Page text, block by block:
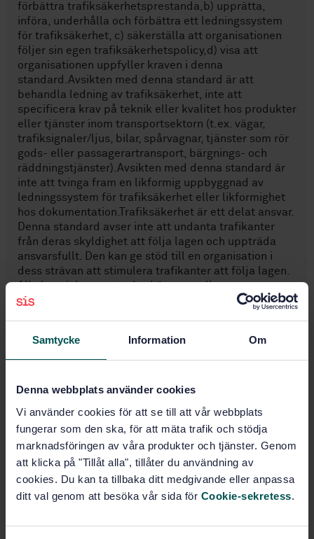
Samtycke Information Om
Denna webbplats använder cookies
Vi använder cookies för att se till att vår webbplats
fungerar som den ska, för att mäta trafik och stödja
marknadsföringen av våra produkter och tjänster. Genom
att klicka på "Tillåt alla", tillåter du användning av
cookies. Du kan ta tillbaka ditt medgivande eller anpassa
ditt val genom att besöka vår sida för Cookie-sekretess.
förbättra trafiksäkerhetsprestanda,b) upprätta,
införa, underhålla och förbättra ett ledningssystem
för trafiksäkerhet, c) säkerställa att organisationen
följer sin egen trafiksäkerhetspolicy,d) visa att
organisationen uppfyller kraven i denna
standard.Avsikten med denna standard är att
behandla ledning av trafiksäkerhet, inte att
specificera krav på teknik eller kvalitet hos produkter
eller tjänster inom transportsektorn (t.ex. vägar,
trafiksignaler/ljus, bilar, spårvagnar, tjänster som rör
gods- eller passagerartransport, bärgnings- och
räddningstjänster).Avsikten med denna standard är
inte att tvinga fram en likformig uppbyggnad av
ledningssystem för trafiksäkerhet eller likformighet
hos dokumentation.Trafiksäkerhet är ett delat ansvar.
Denna standard avser inte att undanta trafikanter
från deras skyldighet att följa lagen och uppträda
ansvarsfullt. Den kan ge stöd till en organisation i
dess strävan att stimulera trafikanter att följa lagen.
Alla krav i denna standard är generella.
Subjects
Management systems (03.100.70)
Road transport (03.220.20)
Buy this standard